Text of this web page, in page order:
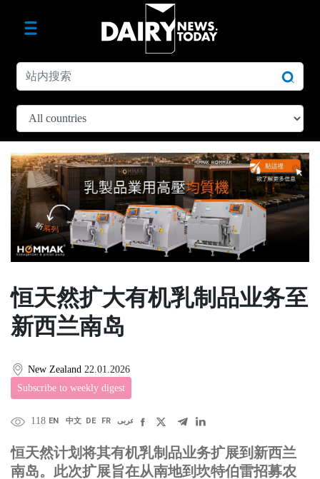
恒天然扩大有机乳制品业务至
新西兰南岛
New Zealand 22.01.2026
Subscribe to weekly digest
118 EN 中文 DE FR عربى
恒天然计划将其有机乳制品业务扩展到新西兰
南岛。此次扩展旨在从南地到坎特伯雷招募农